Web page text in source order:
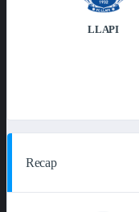
LLAPI
Recap